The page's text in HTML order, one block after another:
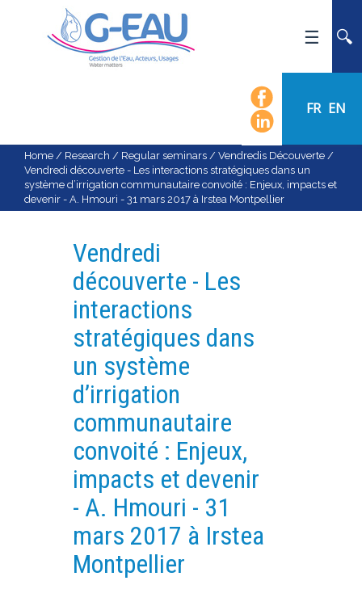
FR EN
NEWS
EVENTS
CALENDAR OF EVENTS
SCIENTIFIC FIELDS
RECRUITMENT
RESEARCH
EXPERIMENTAL PLATFORMS
GEOGRAPHIC LOCATIONS
CURRENT PROJECTS
COMPLETED PROJECTS
UMR NETWORKS
REGULAR SEMINARS
TRAINING COURSES
MASTER
Home / Research / Regular seminars / Vendredis Découverte /
Vendredi découverte - Les interactions stratégiques dans un
système d’irrigation communautaire convoité : Enjeux, impacts et
devenir - A. Hmouri - 31 mars 2017 à Irstea Montpellier
Vendredi
découverte - Les
interactions
stratégiques dans
un système
d’irrigation
communautaire
convoité : Enjeux,
impacts et devenir
- A. Hmouri - 31
mars 2017 à Irstea
Montpellier